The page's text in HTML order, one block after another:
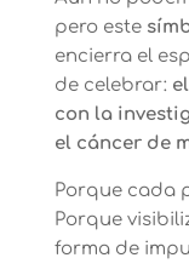
pero este
encierra el
de celebrar:
con la
el cáncer de
Porque cada
Porque
forma de